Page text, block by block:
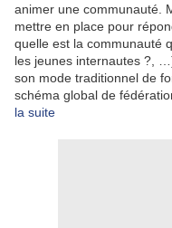
animer une communauté.
mettre en place pour
quelle est la communauté
les jeunes internautes ?,
son mode traditionnel de
schéma global de
la suite